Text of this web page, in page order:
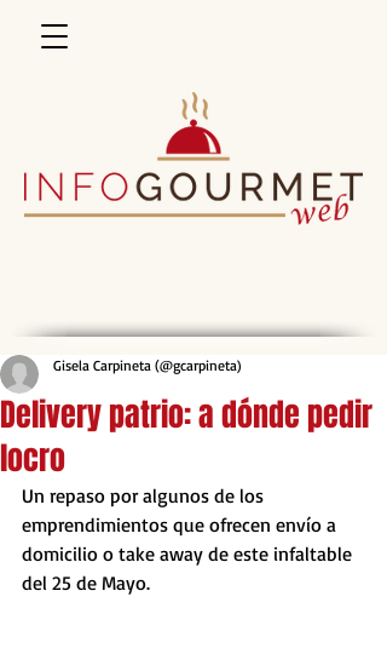
Delivery patrio: a dónde pedir
locro
Gisela Carpineta (@gcarpineta)
Un repaso por algunos de los
emprendimientos que ofrecen envío a
domicilio o take away de este infaltable
del 25 de Mayo.